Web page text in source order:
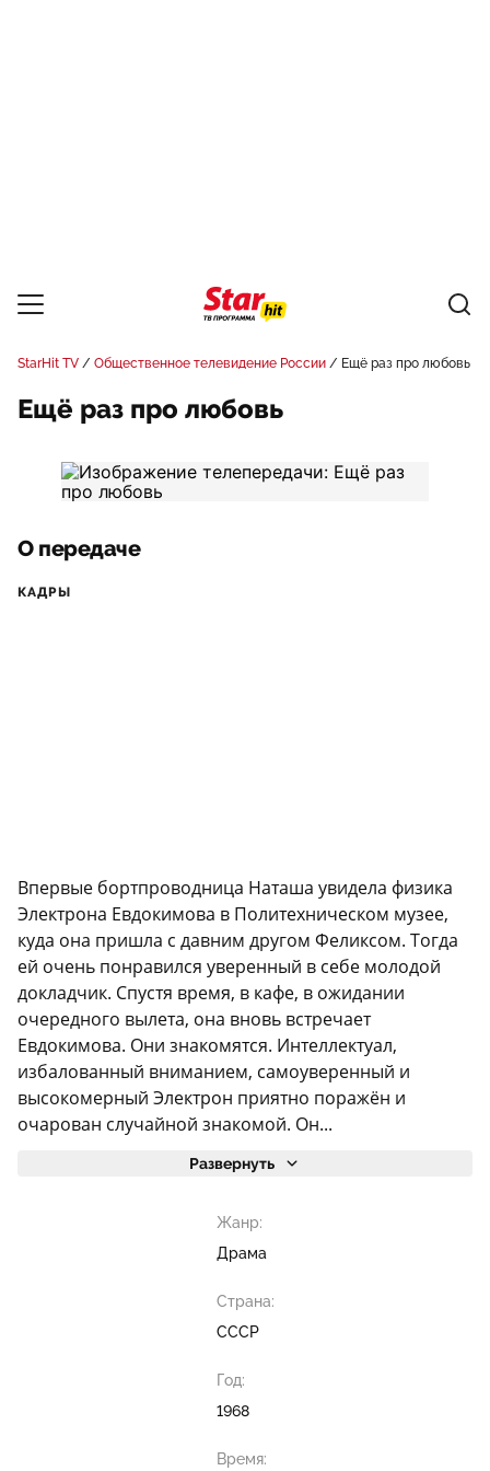
StarHit TV Общественное телевидение России Ещё раз про любовь
Ещё раз про любовь
О передаче
КАДРЫ
Впервые бортпроводница Наташа увидела физика
Электрона Евдокимова в Политехническом музее,
куда она пришла с давним другом Феликсом. Тогда
ей очень понравился уверенный в себе молодой
докладчик. Спустя время, в кафе, в ожидании
очередного вылета, она вновь встречает
Евдокимова. Они знакомятся. Интеллектуал,
избалованный вниманием, самоуверенный и
высокомерный Электрон приятно поражён и
очарован случайной знакомой. Он...
Развернуть
Жанр:
Драма
Страна:
СССР
Год:
1968
Время: